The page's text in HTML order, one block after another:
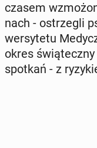
czasem
nach - ostrze­gli
wer­sy­te­tu
okres
spotkań - z